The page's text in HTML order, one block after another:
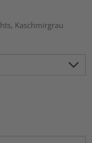
Kaschmirgrau